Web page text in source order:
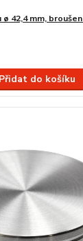
42,4 mm,
Přidat do košíku